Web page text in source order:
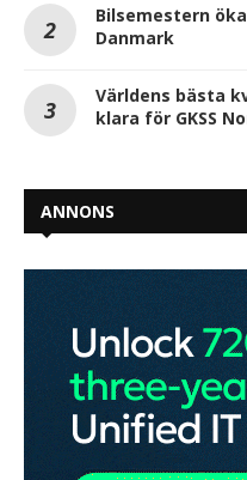
Bilsemestern
Danmark
Världens bästa
klara för GKSS
ANNONS